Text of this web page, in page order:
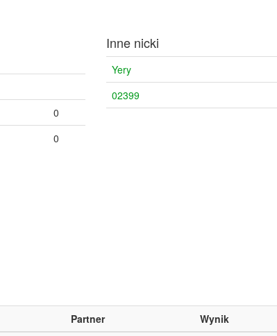
0
0
Inne nicki
Yery
02399
Partner Wynik